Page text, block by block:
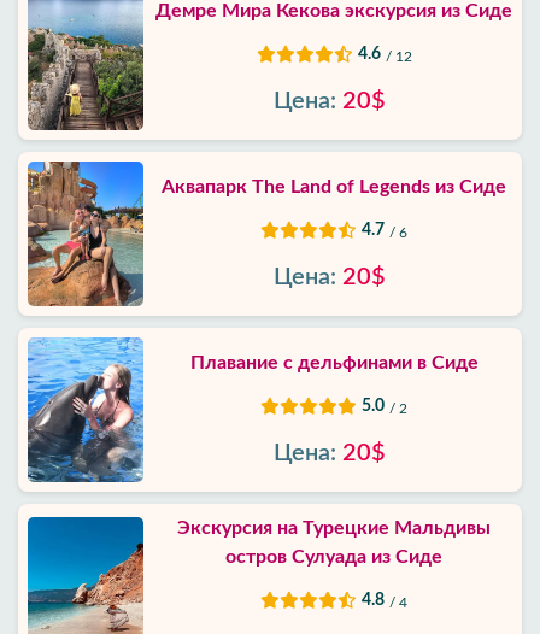
Демре Мира Кекова экскурсия из Сиде
4.6 / 12
Цена: 20$
Аквапарк The Land of Legends из Сиде
4.7 / 6
Цена: 20$
Плавание с дельфинами в Сиде
5.0 / 2
Цена: 20$
Экскурсия на Турецкие Мальдивы
остров Сулуада из Сиде
4.8 / 4